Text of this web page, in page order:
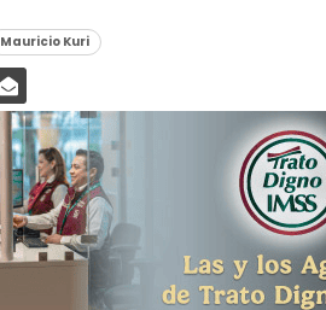
Mauricio Kuri